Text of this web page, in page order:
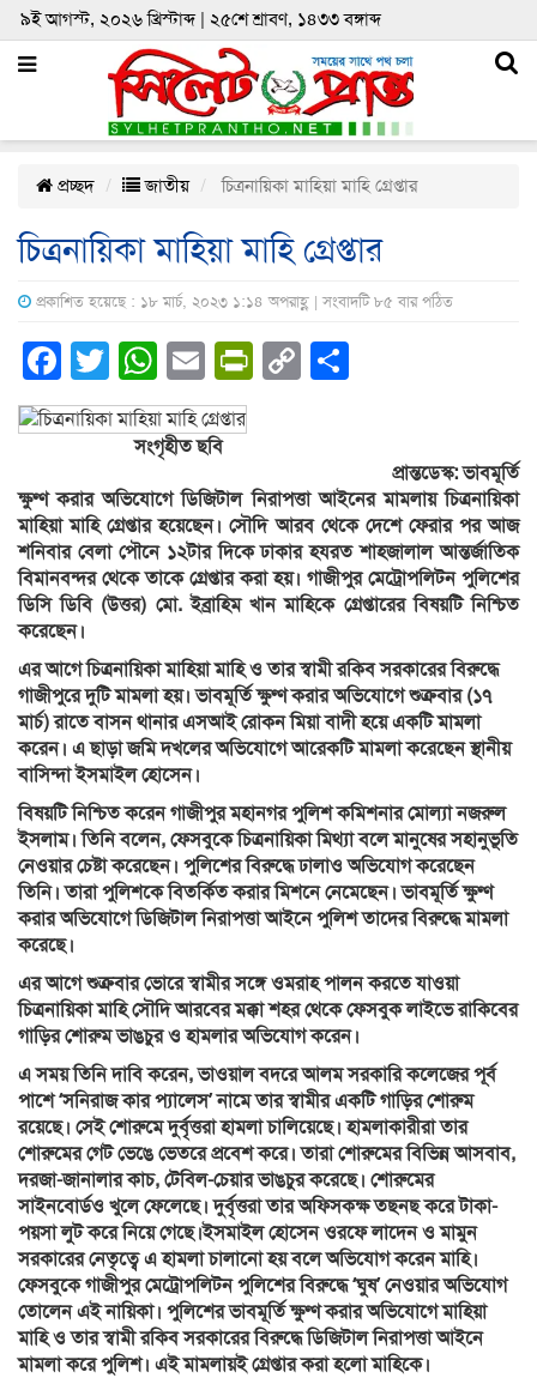
৯ই আগস্ট, ২০২৬ খ্রিস্টাব্দ | ২৫শে শ্রাবণ, ১৪৩৩ বঙ্গাব্দ
প্রচ্ছদ জাতীয় চিত্রনায়িকা মাহিয়া মাহি গ্রেপ্তার
চিত্রনায়িকা মাহিয়া মাহি গ্রেপ্তার
প্রকাশিত হয়েছে : ১৮ মার্চ, ২০২৩ ১:১৪ অপরাহ্ণ | সংবাদটি ৮৫ বার পঠিত
Facebook
Twitter
WhatsApp
EmailPrintFriendly
Copy
সংগৃহীত ছবি
প্রান্তডেস্ক: ভাবমূর্তি
ক্ষুণ্ণ করার অভিযোগে ডিজিটাল নিরাপত্তা আইনের মামলায় চিত্রনায়িকা
মাহিয়া মাহি গ্রেপ্তার হয়েছেন। সৌদি আরব থেকে দেশে ফেরার পর আজ
শনিবার বেলা পৌনে ১২টার দিকে ঢাকার হযরত শাহজালাল আন্তর্জাতিক
বিমানবন্দর থেকে তাকে গ্রেপ্তার করা হয়। গাজীপুর মেট্রোপলিটন পুলিশের
ডিসি ডিবি (উত্তর) মো. ইব্রাহিম খান মাহিকে গ্রেপ্তারের বিষয়টি নিশ্চিত
করেছেন।
এর আগে চিত্রনায়িকা মাহিয়া মাহি ও তার স্বামী রকিব সরকারের বিরুদ্ধে
গাজীপুরে দুটি মামলা হয়। ভাবমূর্তি ক্ষুণ্ণ করার অভিযোগে শুক্রবার (১৭
মার্চ) রাতে বাসন থানার এসআই রোকন মিয়া বাদী হয়ে একটি মামলা
করেন। এ ছাড়া জমি দখলের অভিযোগে আরেকটি মামলা করেছেন স্থানীয়
বাসিন্দা ইসমাইল হোসেন।
বিষয়টি নিশ্চিত করেন গাজীপুর মহানগর পুলিশ কমিশনার মোল্যা নজরুল
ইসলাম। তিনি বলেন, ফেসবুকে চিত্রনায়িকা মিথ্যা বলে মানুষের সহানুভূতি
নেওয়ার চেষ্টা করেছেন। পুলিশের বিরুদ্ধে ঢালাও অভিযোগ করেছেন
তিনি। তারা পুলিশকে বিতর্কিত করার মিশনে নেমেছেন। ভাবমূর্তি ক্ষুণ্ণ
করার অভিযোগে ডিজিটাল নিরাপত্তা আইনে পুলিশ তাদের বিরুদ্ধে মামলা
করেছে।
এর আগে শুক্রবার ভোরে স্বামীর সঙ্গে ওমরাহ পালন করতে যাওয়া
চিত্রনায়িকা মাহি সৌদি আরবের মক্কা শহর থেকে ফেসবুক লাইভে রাকিবের
গাড়ির শোরুম ভাঙচুর ও হামলার অভিযোগ করেন।
এ সময় তিনি দাবি করেন, ভাওয়াল বদরে আলম সরকারি কলেজের পূর্ব
পাশে ‘সনিরাজ কার প্যালেস’ নামে তার স্বামীর একটি গাড়ির শোরুম
রয়েছে। সেই শোরুমে দুর্বৃত্তরা হামলা চালিয়েছে। হামলাকারীরা তার
শোরুমের গেট ভেঙে ভেতরে প্রবেশ করে। তারা শোরুমের বিভিন্ন আসবাব,
দরজা-জানালার কাচ, টেবিল-চেয়ার ভাঙচুর করেছে। শোরুমের
সাইনবোর্ডও খুলে ফেলেছে। দুর্বৃত্তরা তার অফিসকক্ষ তছনছ করে টাকা-
পয়সা লুট করে নিয়ে গেছে।ইসমাইল হোসেন ওরফে লাদেন ও মামুন
সরকারের নেতৃত্বে এ হামলা চালানো হয় বলে অভিযোগ করেন মাহি।
ফেসবুকে গাজীপুর মেট্রোপলিটন পুলিশের বিরুদ্ধে ‘ঘুষ’ নেওয়ার অভিযোগ
তোলেন এই নায়িকা। পুলিশের ভাবমূর্তি ক্ষুণ্ণ করার অভিযোগে মাহিয়া
মাহি ও তার স্বামী রকিব সরকারের বিরুদ্ধে ডিজিটাল নিরাপত্তা আইনে
মামলা করে পুলিশ। এই মামলায়ই গ্রেপ্তার করা হলো মাহিকে।